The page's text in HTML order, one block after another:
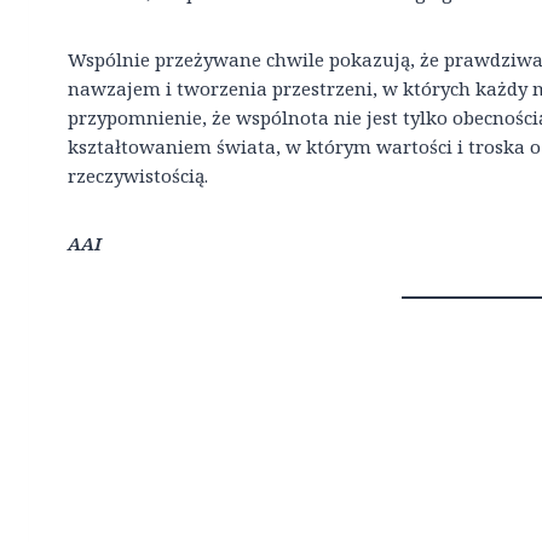
Wspólnie przeżywane chwile pokazują, że
nawzajem i tworzenia przestrzeni, w których każdy
przypomnienie, że wspólnota nie jest tylko
kształtowaniem świata, w którym wartości i troska
rzeczywistością.
AAI